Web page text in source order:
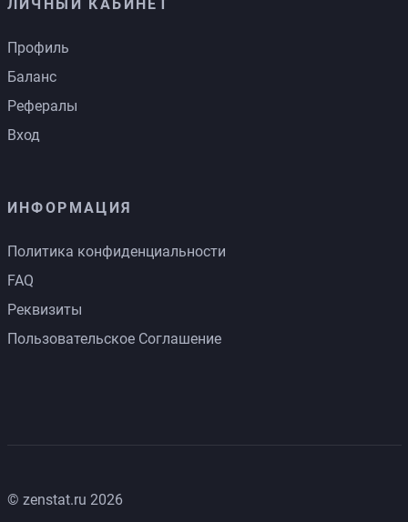
ЛИЧНЫЙ КАБИНЕТ
Профиль
Баланс
Рефералы
Вход
ИНФОРМАЦИЯ
Политика конфиденциальности
FAQ
Реквизиты
Пользовательское Соглашение
© zenstat.ru 2026